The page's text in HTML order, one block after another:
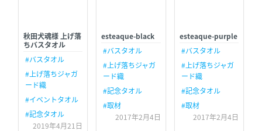
秋田犬魂様 上げ落
ちバスタオル
#バスタオル
#上げ落ちジャガ
ード織
#イベントタオル
#記念タオル
2019年4月21日
esteaque-black
#バスタオル
#上げ落ちジャガ
ード織
#記念タオル
#取材
2017年2月4日
esteaque-purple
#バスタオル
#上げ落ちジャガ
ード織
#記念タオル
#取材
2017年2月4日